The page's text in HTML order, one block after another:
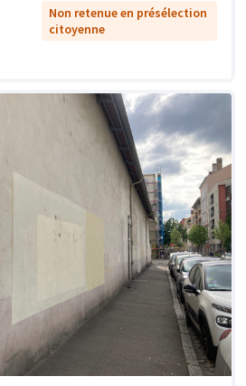
Non retenue en présélection
citoyenne